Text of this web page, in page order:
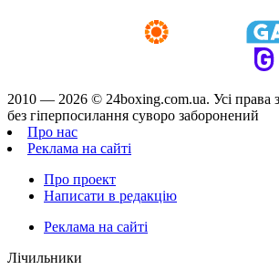
2010 — 2026 © 24boxing.com.ua. Усi права
без гіперпосилання суворо заборонений
Про нас
Реклама на сайті
Про проект
Написати в редакцію
Реклама на сайті
Лічильники